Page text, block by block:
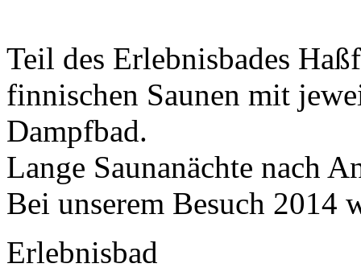
Teil des Erlebnisbades
finnischen Saunen mit
Dampfbad.
Lange Saunanächte nach
Bei unserem Besuch 2014
Erlebnisbad